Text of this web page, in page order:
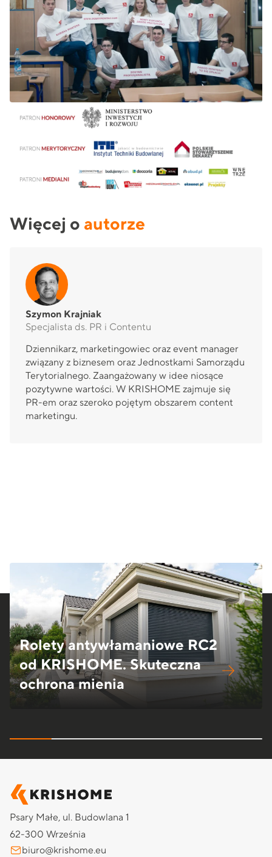
Więcej o autorze
Szymon Krajniak
Specjalista ds. PR i Contentu
Dziennikarz, marketingowiec oraz event manager
związany z biznesem oraz Jednostkami Samorządu
Terytorialnego. Zaangażowany w idee niosące
pozytywne wartości. W KRISHOME zajmuje się
PR-em oraz szeroko pojętym obszarem content
marketingu.
Rolety antywłamaniowe RC2
od KRISHOME. Skuteczna
ochrona mienia
Psary Małe, ul. Budowlana 1
62-300 Września
biuro@krishome.eu